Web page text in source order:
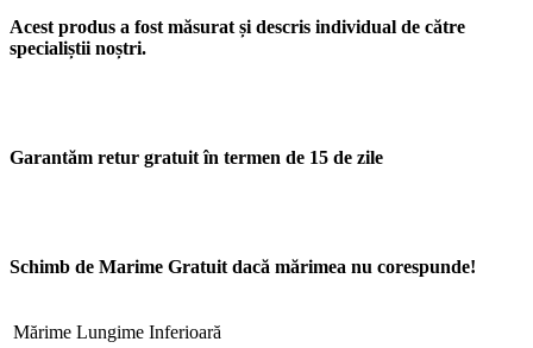
Acest produs a fost măsurat și descris individual de către
specialiștii noștri.
Garantăm retur gratuit în termen de 15 de zile
Schimb de Marime Gratuit dacă mărimea nu corespunde!
Mărime Lungime Inferioară